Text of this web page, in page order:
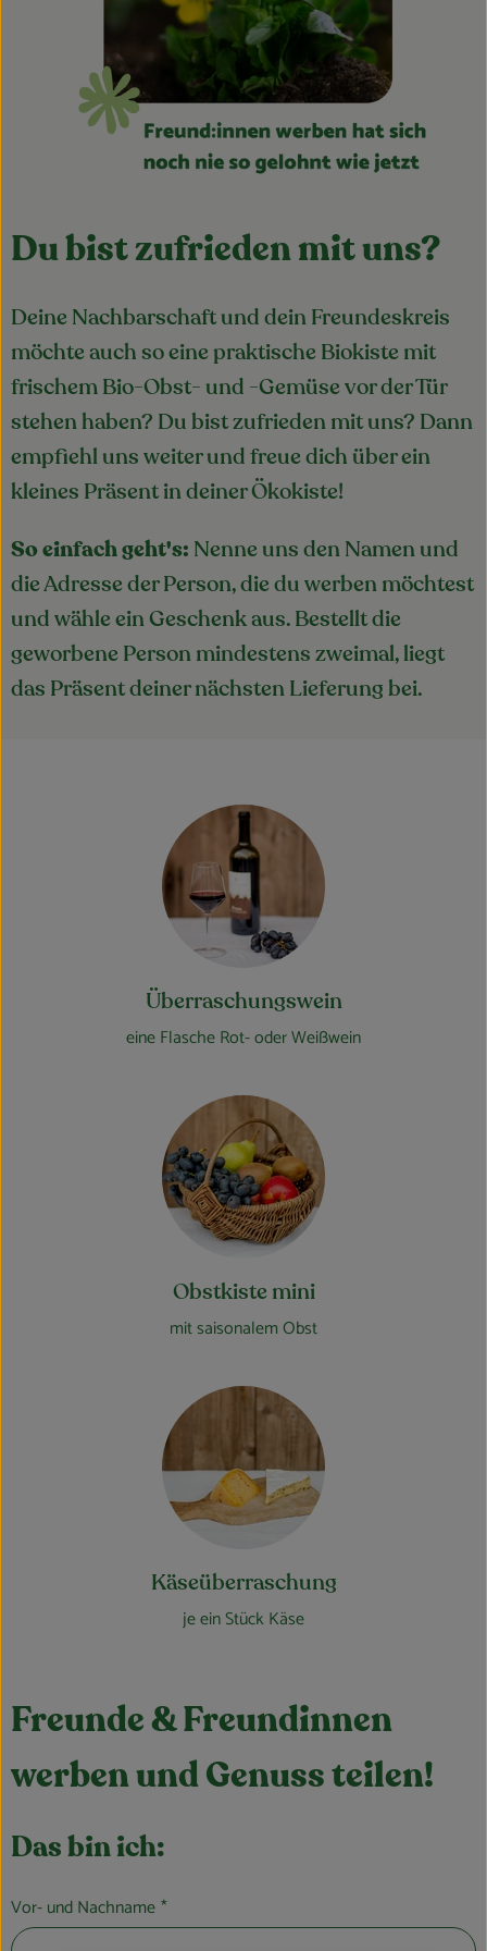
Obst & Gemüse
Kühltheke
Bäckerei
Vorratskammer
Kosmetik
Haus, Garten & Co.
So geht’s
Über uns
Blog
Du bist zufrieden mit uns?
Deine Nachbarschaft und dein Freundeskreis
möchte auch so eine praktische Biokiste mit
frischem Bio-Obst- und -Gemüse vor der Tür
stehen haben? Du bist zufrieden mit uns? Dann
empfiehl uns weiter und freue dich über ein
kleines Präsent in deiner Ökokiste!
So einfach geht's: Nenne uns den Namen und
die Adresse der Person, die du werben möchtest
und wähle ein Geschenk aus. Bestellt die
geworbene Person mindestens zweimal, liegt
das Präsent deiner nächsten Lieferung bei.
Überraschungswein
eine Flasche Rot- oder Weißwein
Obstkiste mini
mit saisonalem Obst
Käseüberraschung
je ein Stück Käse
Freunde & Freundinnen
werben und Genuss teilen!
Das bin ich:
Vor- und Nachname*